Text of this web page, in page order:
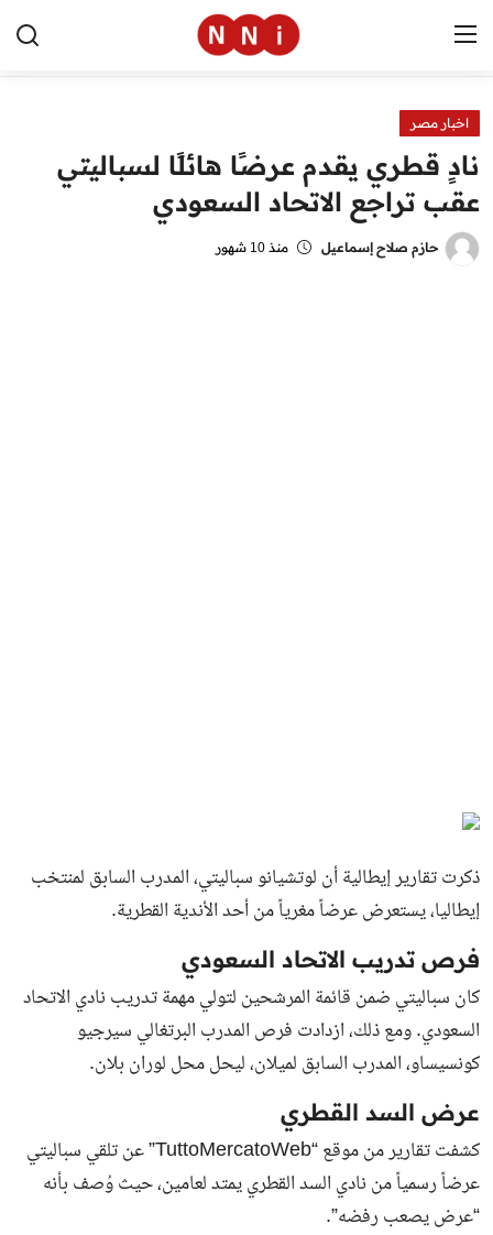
الرئيسية
اخبار مصر
العالم
اخبار مصر
نادٍ قطري يقدم عرضًا هائلًا لسباليتي
عقب تراجع الاتحاد السعودي
حازم صلاح إسماعيل منذ 10 شهور
ذكرت تقارير إيطالية أن لوتشيانو سباليتي، المدرب السابق لمنتخب
إيطاليا، يستعرض عرضاً مغرياً من أحد الأندية القطرية.
فرص تدريب الاتحاد السعودي
كان سباليتي ضمن قائمة المرشحين لتولي مهمة تدريب نادي الاتحاد
السعودي. ومع ذلك، ازدادت فرص المدرب البرتغالي سيرجيو
كونسيساو، المدرب السابق لميلان، ليحل محل لوران بلان.
عرض السد القطري
كشفت تقارير من موقع “TuttoMercatoWeb” عن تلقي سباليتي
عرضاً رسمياً من نادي السد القطري يمتد لعامين، حيث وُصف بأنه
“عرض يصعب رفضه”.